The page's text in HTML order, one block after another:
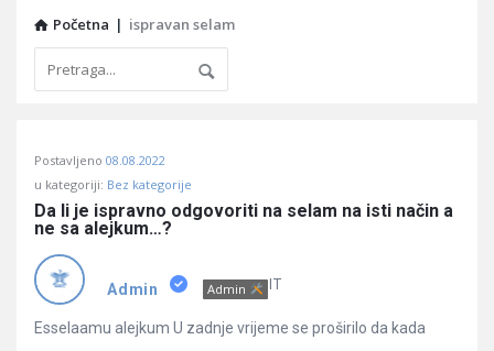
Početna | ispravan selam
Učene
Latest
Pitanja
Postavljeno 08.08.2022
u kategoriji: Bez kategorije
Da li je ispravno odgovoriti na selam na isti način a
ne sa alejkum…?
Admin Admin IT
Esselaamu alejkum U zadnje vrijeme se proširilo da kada